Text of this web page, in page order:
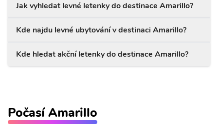
Jak vyhledat levné letenky do destinace Amarillo?
Kde najdu levné ubytování v destinaci Amarillo?
Kde hledat akční letenky do destinace Amarillo?
Počasí Amarillo